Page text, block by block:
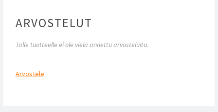
ARVOSTELUT
Tälle tuotteelle ei ole vielä annettu arvosteluita.
Arvostele